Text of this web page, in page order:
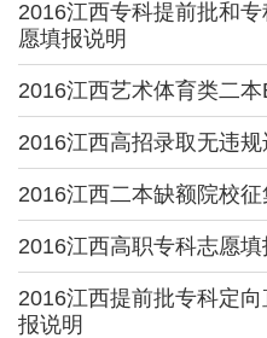
2016江西专科提前批和
愿填报说明
2016江西艺术体育类二
2016江西高招录取无违
2016江西二本缺额院校
2016江西高职专科志愿
2016江西提前批专科定
报说明